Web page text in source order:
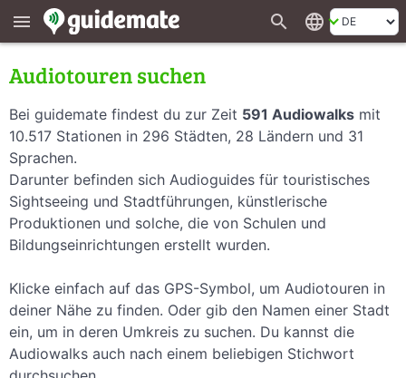
menu search language
Audiotouren suchen
Bei guidemate findest du zur Zeit 591 Audiowalks mit
10.517 Stationen in 296 Städten, 28 Ländern und 31
Sprachen.
Darunter befinden sich Audioguides für touristisches
Sightseeing und Stadtführungen, künstlerische
Produktionen und solche, die von Schulen und
Bildungseinrichtungen erstellt wurden.
Klicke einfach auf das GPS-Symbol, um Audiotouren in
deiner Nähe zu finden. Oder gib den Namen einer Stadt
ein, um in deren Umkreis zu suchen. Du kannst die
Audiowalks auch nach einem beliebigen Stichwort